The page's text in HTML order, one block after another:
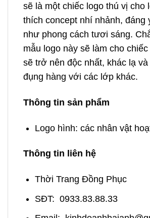
sẽ là một chiếc logo thú vị cho
thích concept nhí nhảnh, đáng
như phong cách tươi sáng.
mẫu logo này sẽ làm cho chiếc
sẽ trở nên độc nhất, khác lạ và
đụng hàng với các lớp khác.
Thông tin sản phẩm
Logo hình: các nhân vật
Thông tin liên hệ
Thời Trang Đồng Phục
SĐT: 0933.83.88.33